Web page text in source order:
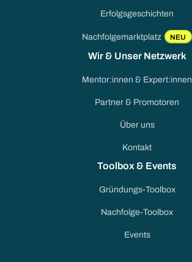
Erfolgsgeschichten
Nachfolgemarktplatz NEU
Wir & Unser Netzwerk
Mentor:innen & Expert:innen
Partner & Promotoren
Über uns
Kontakt
Toolbox & Events
Gründungs-Toolbox
Nachfolge-Toolbox
Events